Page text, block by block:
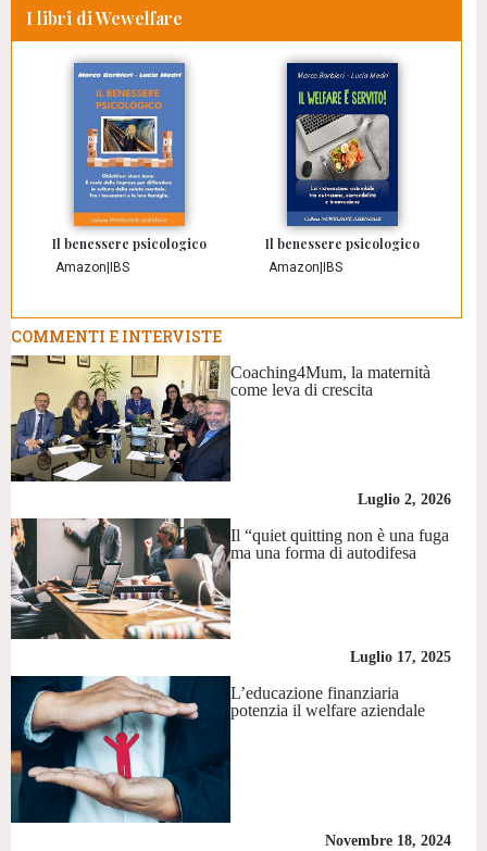
I libri di Wewelfare
Il benessere psicologico
Amazon IBS
Il benessere psicologico
Amazon IBS
COMMENTI E INTERVISTE
Coaching4Mum, la maternità
come leva di crescita
Luglio 2, 2026
Il “quiet quitting non è una fuga
ma una forma di autodifesa
Luglio 17, 2025
L’educazione finanziaria
potenzia il welfare aziendale
Novembre 18, 2024